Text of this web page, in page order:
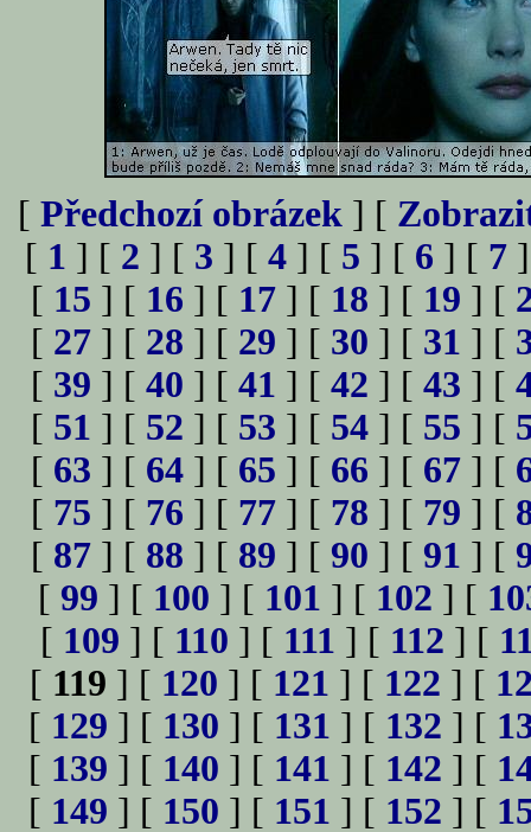
[ Předchozí obrázek ] [
[ 1 ] [ 2 ] [ 3 ] [ 4 ] [ 5 ] [ 6 ] [ 7
[ 15 ] [ 16 ] [ 17 ] [ 18 ] [ 19 ] [
[ 27 ] [ 28 ] [ 29 ] [ 30 ] [ 31 ] [
[ 39 ] [ 40 ] [ 41 ] [ 42 ] [ 43 ] [
[ 51 ] [ 52 ] [ 53 ] [ 54 ] [ 55 ] [
[ 63 ] [ 64 ] [ 65 ] [ 66 ] [ 67 ] [
[ 75 ] [ 76 ] [ 77 ] [ 78 ] [ 79 ] [
[ 87 ] [ 88 ] [ 89 ] [ 90 ] [ 91 ] [
[ 99 ] [ 100 ] [ 101 ] [ 102 ] [
[ 109 ] [ 110 ] [ 111 ] [ 112 ] [
[ 119 ] [ 120 ] [ 121 ] [ 122 ] [
[ 129 ] [ 130 ] [ 131 ] [ 132 ] [
[ 139 ] [ 140 ] [ 141 ] [ 142 ] [
[ 149 ] [ 150 ] [ 151 ] [ 152 ] [